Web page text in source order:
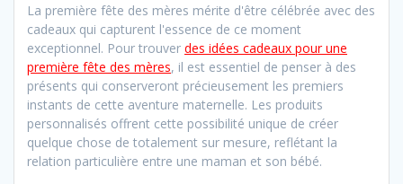
La première fête des mères mérite d'être célébrée avec des
cadeaux qui capturent l'essence de ce moment
exceptionnel. Pour trouver des idées cadeaux pour une
première fête des mères, il est essentiel de penser à des
présents qui conserveront précieusement les premiers
instants de cette aventure maternelle. Les produits
personnalisés offrent cette possibilité unique de créer
quelque chose de totalement sur mesure, reflétant la
relation particulière entre une maman et son bébé.